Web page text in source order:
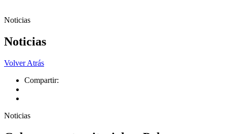
Noticias
Noticias
Volver Atrás
Compartir:
Noticias